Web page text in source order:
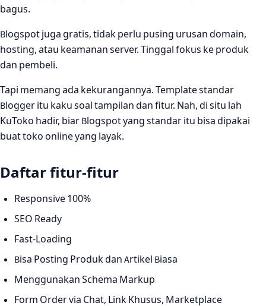
bagus.
Blogspot juga gratis, tidak perlu pusing urusan domain,
hosting, atau keamanan server. Tinggal fokus ke produk
dan pembeli.
Tapi memang ada kekurangannya. Template standar
Blogger itu kaku soal tampilan dan fitur. Nah, di situ lah
KuToko hadir, biar Blogspot yang standar itu bisa dipakai
buat toko online yang layak.
Daftar fitur-fitur
Responsive 100%
SEO Ready
Fast-Loading
Bisa Posting Produk dan Artikel Biasa
Menggunakan Schema Markup
Form Order via Chat, Link Khusus, Marketplace